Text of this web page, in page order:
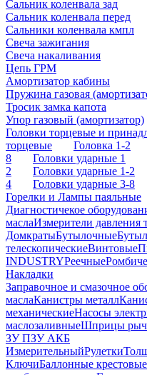
Сальник коленвала зад
Сальник коленвала перед
Сальники коленвала кмпл
Свеча зажигания
Свеча накаливания
Цепь ГРМ
Амортизатор кабины
Пружина газовая
Тросик замка капота
Упор газовый (амортизатор)
Головки торцевые и
торцевые
Головка 1-2
8
Головки ударные 1
2
Головки ударные 1-2
4
Головки ударные 3-8
Горелки и Лампы паяльные
Диагностичекое
маслаИзмерители давления
ДомкратыБутылочные
телескопическиеВинтовые
INDUSTRYРеечные
Накладки
Заправочное и смазочное
маслаКанистры металл
механическиеНасосы
маслозаливныеШприцы
ЗУ ПЗУ АКБ
ИзмерительныйРулетки
КлючиБаллонные крестовые